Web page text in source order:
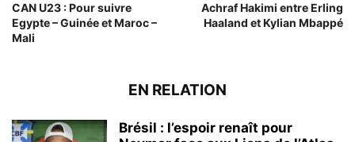
CAN U23 : Pour suivre
Egypte – Guinée et Maroc –
Mali
Achraf Hakimi entre Erling
Haaland et Kylian Mbappé
EN RELATION
Brésil : l’espoir renaît pour